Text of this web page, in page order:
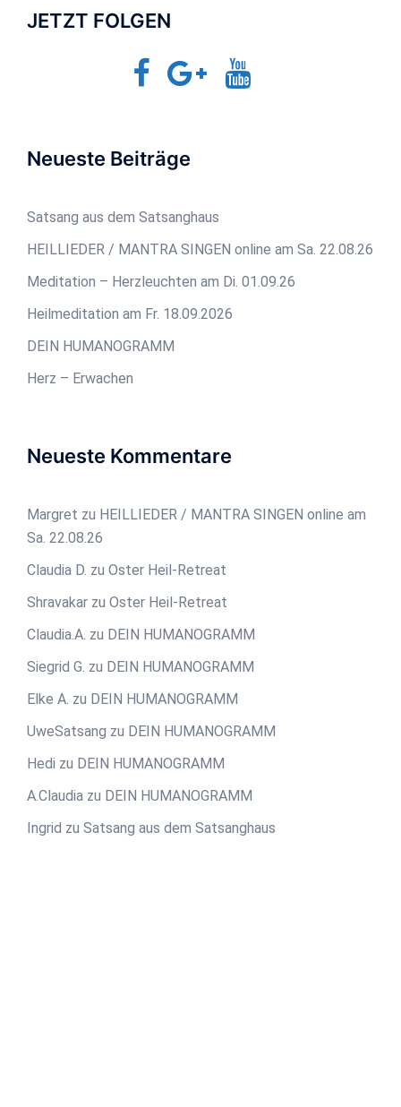
JETZT FOLGEN
Facebook Google+
Neueste Beiträge
Satsang aus dem Satsanghaus
HEILLIEDER / MANTRA SINGEN online am Sa. 22.08.26
Meditation – Herzleuchten am Di. 01.09.26
Heilmeditation am Fr. 18.09.2026
DEIN HUMANOGRAMM
Herz – Erwachen
Neueste Kommentare
Margret zu HEILLIEDER / MANTRA SINGEN online am
Sa. 22.08.26
Claudia D. zu Oster Heil-Retreat
Shravakar zu Oster Heil-Retreat
Claudia.A. zu DEIN HUMANOGRAMM
Siegrid G. zu DEIN HUMANOGRAMM
Elke A. zu DEIN HUMANOGRAMM
UweSatsang zu DEIN HUMANOGRAMM
Hedi zu DEIN HUMANOGRAMM
A.Claudia zu DEIN HUMANOGRAMM
Ingrid zu Satsang aus dem Satsanghaus